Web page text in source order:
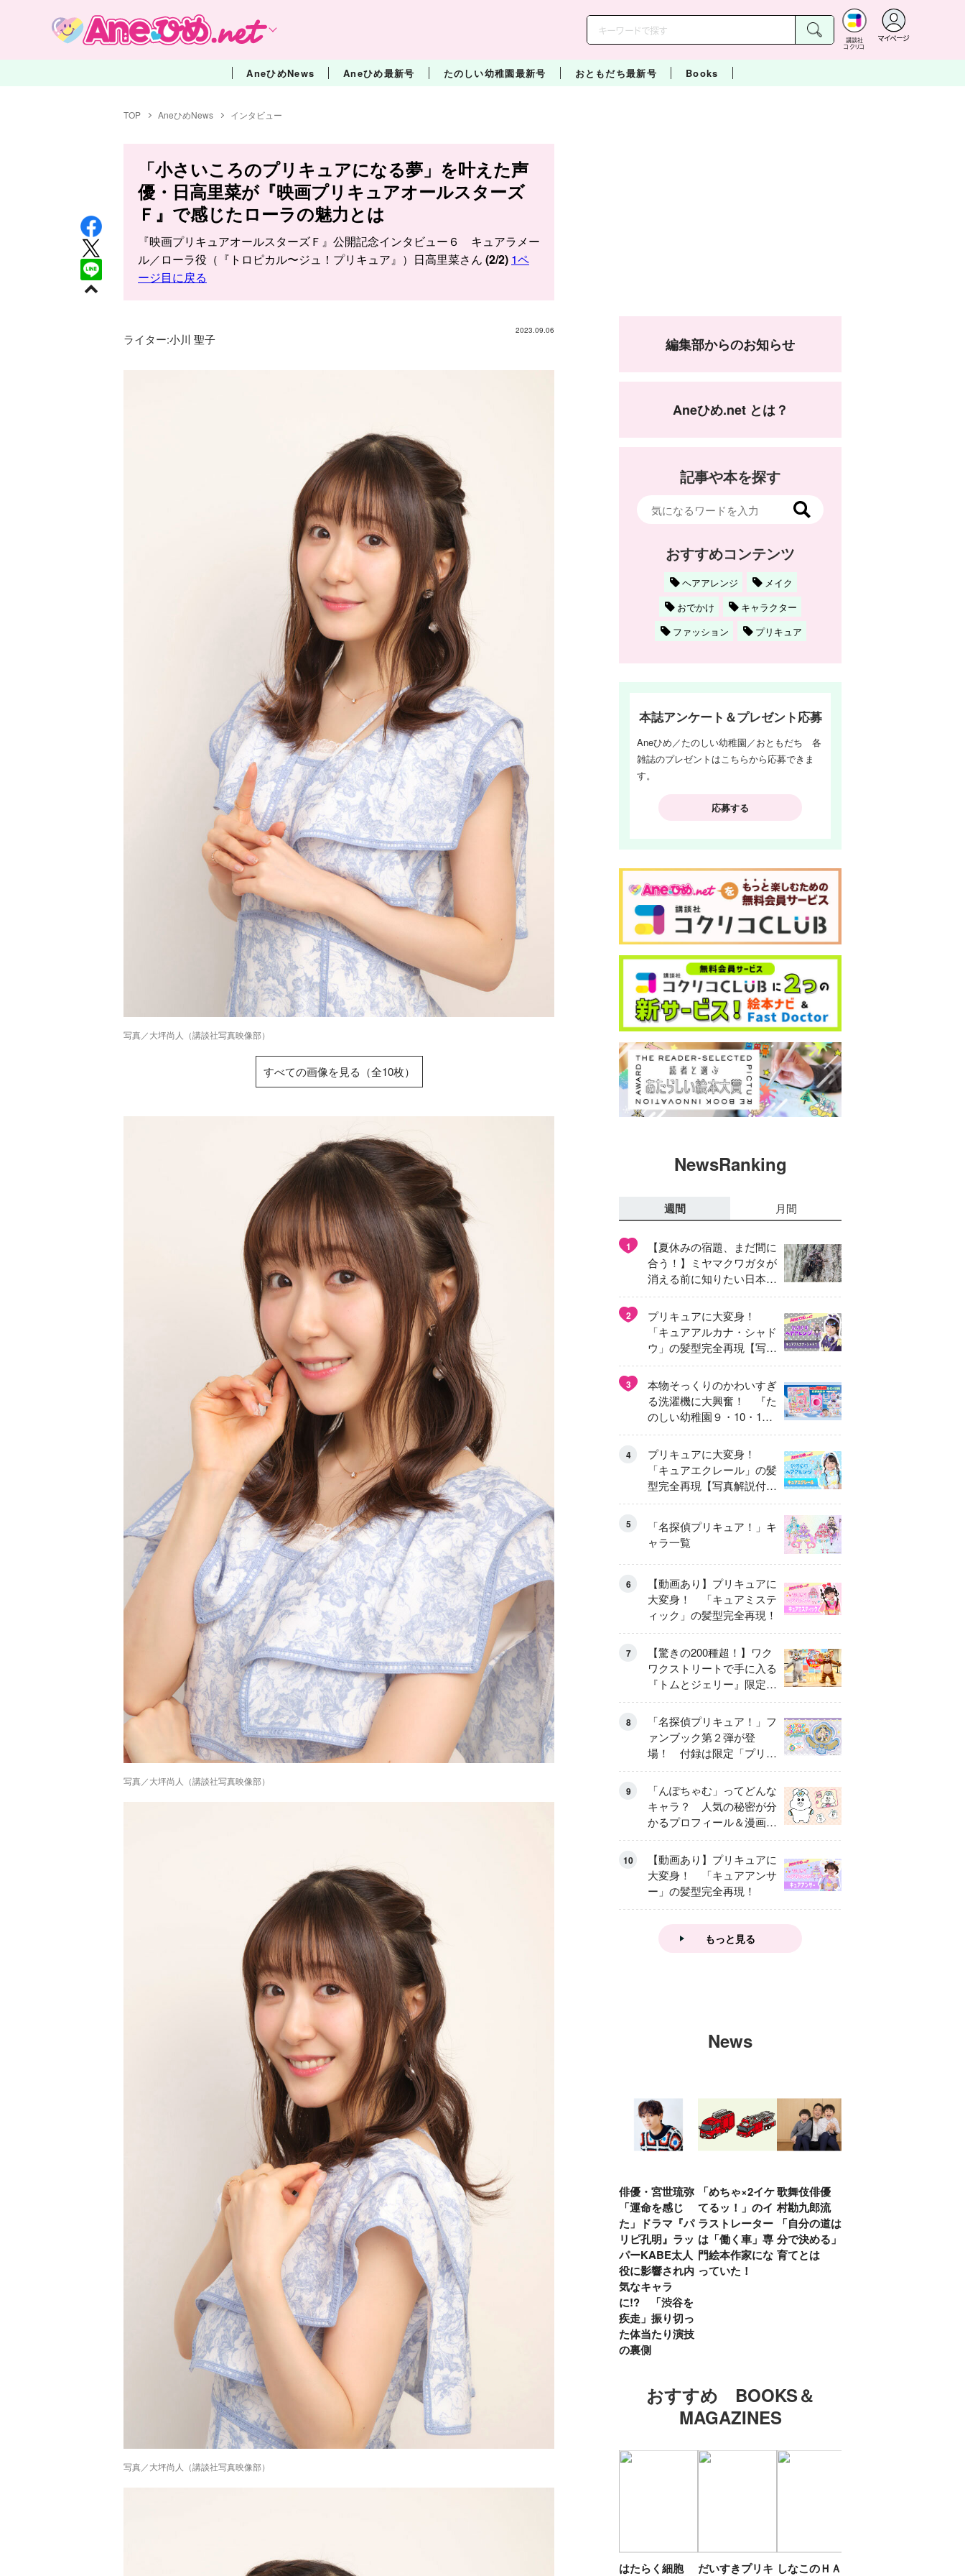
講談社
コクリコ
マイページ
AneひめNews Aneひめ最新号 たのしい幼稚園最新号 おともだち最新号 Books
TOP AneひめNews インタビュー
「小さいころのプリキュアになる夢」を叶えた声
優・日高里菜が『映画プリキュアオールスターズ
Ｆ』で感じたローラの魅力とは
『映画プリキュアオールスターズＦ』公開記念インタビュー６ キュアラメー
ル／ローラ役（『トロピカル〜ジュ！プリキュア』）日高里菜さん (2/2) 1ペ
ージ目に戻る
2023.09.06
ライター:小川 聖子
写真／大坪尚人（講談社写真映像部）
すべての画像を見る（全10枚）
写真／大坪尚人（講談社写真映像部）
写真／大坪尚人（講談社写真映像部）
編集部からのお知らせ
Aneひめ.net とは？
記事や本を探す
おすすめコンテンツ
ヘアアレンジ
メイク
おでかけ
キャラクター
ファッション
プリキュア
本誌アンケート＆プレゼント応募
Aneひめ／たのしい幼稚園／おともだち 各
雑誌のプレゼントはこちらから応募できま
す。
応募する
NewsRanking
週間 月間
1
【夏休みの宿題、まだ間に
合う！】ミヤマクワガタが
消える前に知りたい日本の
異変
2
プリキュアに大変身！
「キュアアルカナ・シャド
ウ」の髪型完全再現【写真
解説付き】
3
本物そっくりのかわいすぎ
る洗濯機に大興奮！ 『た
のしい幼稚園９・10・11
月号』だけのオリジナル付
録「プリキュア くるくる
せんたくき」
4
プリキュアに大変身！
「キュアエクレール」の髪
型完全再現【写真解説付
き】
5
「名探偵プリキュア！」キ
ャラ一覧
6
【動画あり】プリキュアに
大変身！ 「キュアミステ
ィック」の髪型完全再現！
7
【驚きの200種超！】ワク
ワクストリートで手に入る
『トムとジェリー』限定グ
ッズ特集
8
「名探偵プリキュア！」フ
ァンブック第２弾が登
場！ 付録は限定「プリキ
ュアマコトジュエル キュ
アアルカナ・シャドウ ア
イスver.」 キュアエクレ
ールを大特集！
9
「んぽちゃむ」ってどんな
キャラ？ 人気の秘密が分
かるプロフィール＆漫画ま
とめ
10
【動画あり】プリキュアに
大変身！ 「キュアアンサ
ー」の髪型完全再現！
もっと見る
News
俳優・宮世琉弥
「運命を感じ
た」ドラマ『パ
リピ孔明』ラッ
パーKABE太人
役に影響され内
気なキャラ
に!? 「渋谷を
疾走」振り切っ
た体当たり演技
の裏側
「めちゃ×2イケ
てるッ！」のイ
ラストレーター
は「働く車」専
門絵本作家にな
っていた！
歌舞伎俳優 中
村勘九郎流
「自分の道は自
分で決める」子
育てとは
おすすめ BOOKS＆
MAGAZINES
はたらく細胞
だいすきプリキ しなこのＨＡＰ